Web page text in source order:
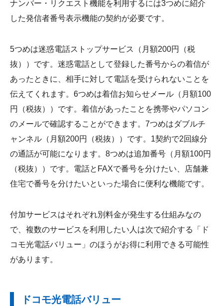
ナンバー・リクエスト機能を利用するには3つめに紹介
した発信者番号表示機能の契約が必要です。
5つめは迷惑電話ストップサービス（月額200円（税
抜））です。迷惑電話として登録した番号からの着信が
あったときに、相手に対して電話を受けられないことを
伝えてくれます。6つめは着信お知らせメール（月額100
円（税抜））です。着信があったことを携帯やパソコン
のメールで確認することができます。7つめはダブルチ
ャンネル（月額200円（税抜））です。1契約で2回線分
の通話が可能になります。8つめは追加番号（月額100円
（税抜））です。電話とFAXで番号を分けたい、店舗兼
住宅で番号を分けたいといった場合に便利な機能です。
付加サービスはそれぞれ別料金が発生する仕組みなの
で、複数のサービスを利用したい人は次で紹介する「ド
コモ光電話バリュー」のほうがお得に利用できる可能性
があります。
ドコモ光電話バリュー